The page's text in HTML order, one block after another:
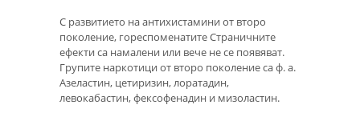
С развитието на антихистамини от второ
поколение, гореспоменатите Страничните
ефекти са намалени или вече не се появяват.
Групите наркотици от второ поколение са ф. а.
Азеластин, цетиризин, лоратадин,
левокабастин, фексофенадин и мизоластин.